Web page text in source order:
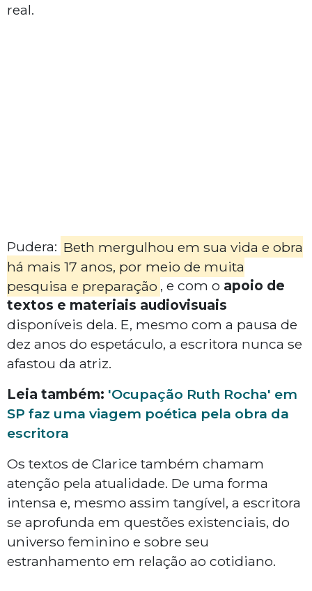
real.
Pudera: Beth mergulhou em sua vida e obra
há mais 17 anos, por meio de muita
pesquisa e preparação , e com o apoio de
textos e materiais audiovisuais
disponíveis dela. E, mesmo com a pausa de
dez anos do espetáculo, a escritora nunca se
afastou da atriz.
Leia também: 'Ocupação Ruth Rocha' em
SP faz uma viagem poética pela obra da
escritora
Os textos de Clarice também chamam
atenção pela atualidade. De uma forma
intensa e, mesmo assim tangível, a escritora
se aprofunda em questões existenciais, do
universo feminino e sobre seu
estranhamento em relação ao cotidiano.